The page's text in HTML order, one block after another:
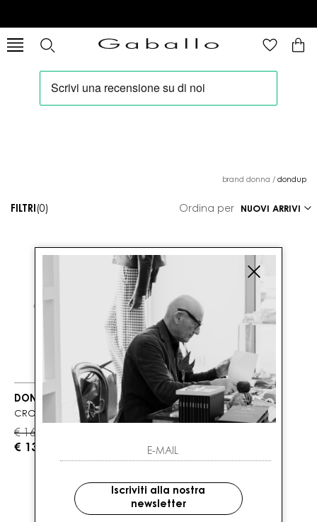
brand donna / dondup
FILTRI (0) Ordina per
DONDUP
CROPPED
€ 165.00
€ 132.00
1DI 1 PRODOTTI
Iscriviti alla nostra
newsletter